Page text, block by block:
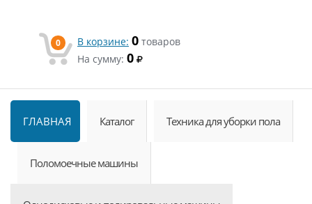
0 В корзине: 0 товаров
На сумму: 0
ГЛАВНАЯ Каталог Техника для уборки пола
Поломоечные машины